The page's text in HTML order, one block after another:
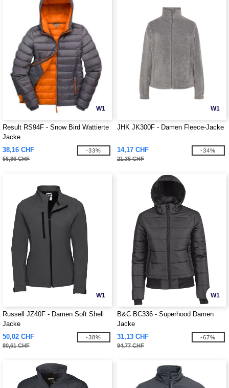
W1
Result RS94F - Snow Bird Wattierte
Jacke
38,16 CHF
56,86 CHF
-33%
W1
JHK JK300F - Damen Fleece-Jacke
14,17 CHF
21,35 CHF
-34%
W1
Russell JZ40F - Damen Soft Shell
Jacke
50,02 CHF
80,61 CHF
-38%
W1
B&C BC336 - Superhood Damen
Jacke
31,13 CHF
94,77 CHF
-67%